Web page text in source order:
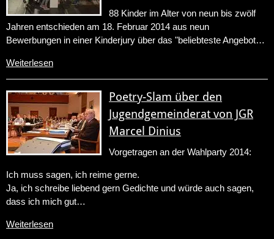
88 Kinder im Alter von neun bis zwölf
Jahren entschieden am 18. Februar 2014 aus neun
Bewerbungen in einer Kinderjury über das "beliebteste Angebot…
Weiterlesen
Poetry-Slam über den
Jugendgemeinderat von JGR
Marcel Dinius
Vorgetragen an der Wahlparty 2014:
Ich muss sagen, ich reime gerne.
Ja, ich schreibe liebend gern Gedichte und würde auch sagen,
dass ich mich gut…
Weiterlesen